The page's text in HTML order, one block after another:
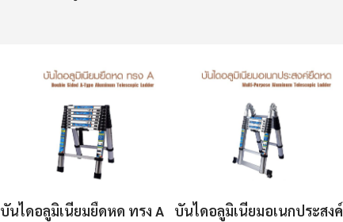
บันไดอลูมิเนียมยืดหด ทรง A
บันไดอลูมิเนียมอเนกประสงค์